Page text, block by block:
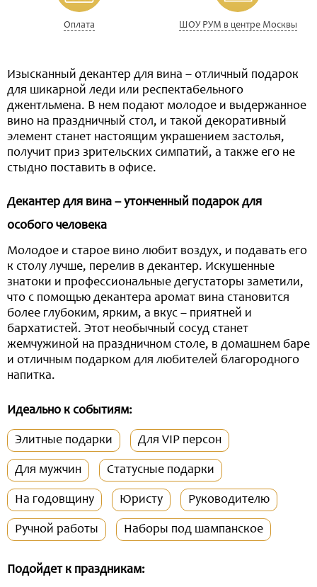
Оплата ШОУ РУМ в центре Москвы
Изысканный декантер для вина – отличный подарок
для шикарной леди или респектабельного
джентльмена. В нем подают молодое и выдержанное
вино на праздничный стол, и такой декоративный
элемент станет настоящим украшением застолья,
получит приз зрительских симпатий, а также его не
стыдно поставить в офисе.
Декантер для вина – утонченный подарок для
особого человека
Молодое и старое вино любит воздух, и подавать его
к столу лучше, перелив в декантер. Искушенные
знатоки и профессиональные дегустаторы заметили,
что с помощью декантера аромат вина становится
более глубоким, ярким, а вкус – приятней и
бархатистей. Этот необычный сосуд станет
жемчужиной на праздничном столе, в домашнем баре
и отличным подарком для любителей благородного
напитка.
Идеально к событиям:
Элитные подарки Для VIP персон
Для мужчин Статусные подарки
На годовщину Юристу Руководителю
Ручной работы Наборы под шампанское
Подойдет к праздникам: